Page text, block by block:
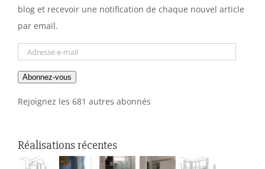
blog et recevoir une notification de chaque nouvel article
par email.
Adresse
mail
Abonnez-vous
Rejoignez les 681 autres abonnés
Réalisations récentes